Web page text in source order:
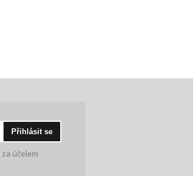
Přihlásit se
za účelem